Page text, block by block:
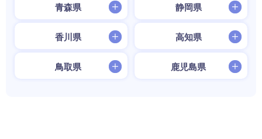
青森県 静岡県
香川県 高知県
鳥取県 鹿児島県